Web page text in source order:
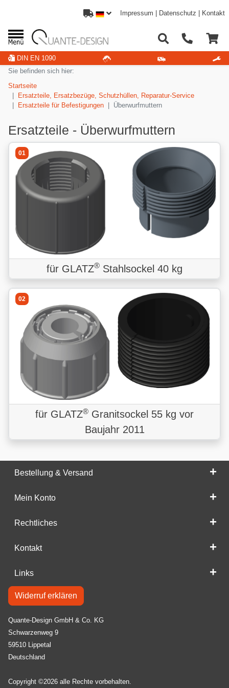
Impressum Datenschutz Kontakt
DIN EN 1090
Sie befinden sich hier:
Startseite
Ersatzteile, Ersatzbezüge, Schutzhüllen, Reparatur-Service
Ersatzteile für Befestigungen
Überwurfmuttern
Ersatzteile - Überwurfmuttern
01
für GLATZ® Stahlsockel 40 kg
02
für GLATZ® Granitsockel 55 kg vor
Baujahr 2011
Bestellung & Versand
Mein Konto
Rechtliches
Kontakt
Links
Widerruf erklären
Quante-Design GmbH & Co. KG
Schwarzenweg 9
59510 Lippetal
Deutschland
Copyright ©2026 alle Rechte vorbehalten.